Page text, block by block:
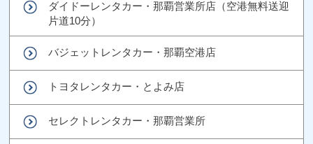
ダイドーレンタカー・那覇営業所店（空港無料送迎
片道10分）
バジェットレンタカー・那覇空港店
トヨタレンタカー・とよみ店
セレクトレンタカー・那覇営業所